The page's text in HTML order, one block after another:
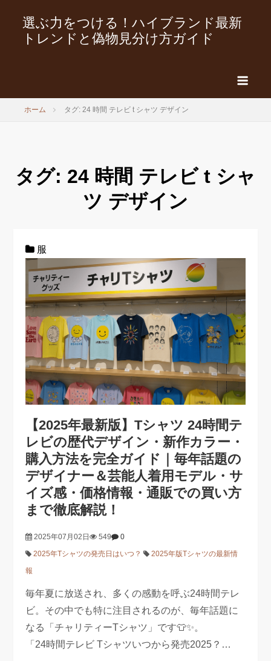
選ぶ力をつける！ハイブランド最新
トレンドと偽物見分け方ガイド
ホーム タグ: 24 時間 テレビ t シャツ デザイン
タグ: 24 時間 テレビ t シャ
ツ デザイン
服
【2025年最新版】Tシャツ 24時間テ
レビの歴代デザイン・新作カラー・
購入方法を完全ガイド｜毎年話題の
デザイナー＆芸能人着用モデル・サ
イズ感・価格情報・通販での買い方
まで徹底解説！
2025年07月02日 549
0
2025年Tシャツの発売日はいつ？
2025年版Tシャツの最新情
報
毎年夏に放送され、多くの感動を呼ぶ24時間テレ
ビ。その中でも特に注目されるのが、毎年話題に
なる「チャリティーTシャツ」です👕✨。
「24時間テレビ Tシャツいつから発売2025？…